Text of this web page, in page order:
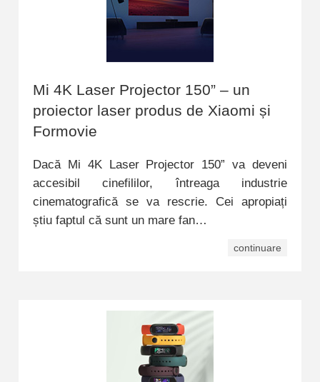
Mi 4K Laser Projector 150” – un
proiector laser produs de Xiaomi și
Formovie
Dacă Mi 4K Laser Projector 150” va deveni
accesibil cinefililor, întreaga industrie
cinematografică se va rescrie. Cei apropiați
știu faptul că sunt un mare fan…
continuare